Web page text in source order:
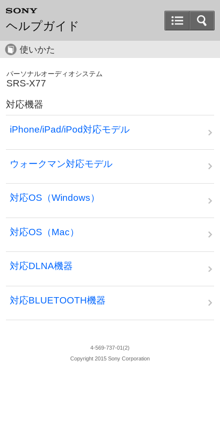
ヘルプガイド
使いかた
パーソナルオーディオシステム
SRS-X77
対応機器
iPhone/iPad/iPod対応モデル
ウォークマン対応モデル
対応OS（Windows）
対応OS（Mac）
対応DLNA機器
対応BLUETOOTH機器
4-569-737-01(2)
Copyright 2015 Sony Corporation